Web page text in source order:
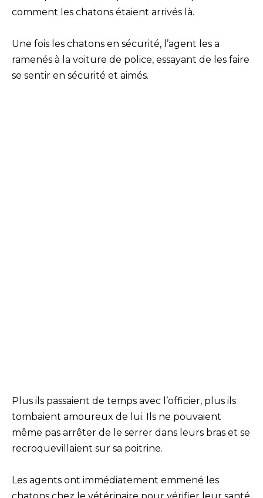
comment les chatons étaient arrivés là.
Une fois les chatons en sécurité, l’agent les a
ramenés à la voiture de police, essayant de les faire
se sentir en sécurité et aimés.
Plus ils passaient de temps avec l’officier, plus ils
tombaient amoureux de lui. Ils ne pouvaient
même pas arrêter de le serrer dans leurs bras et se
recroquevillaient sur sa poitrine.
Les agents ont immédiatement emmené les